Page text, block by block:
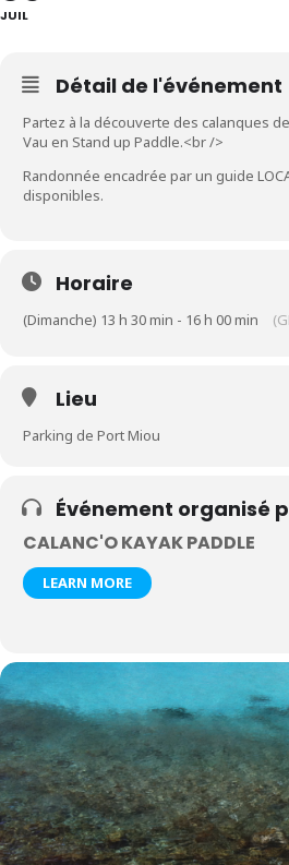
JUIL
Détail de l'événement
Partez à la découverte des calanques
Vau en Stand up Paddle.<br />
Randonnée encadrée par un guide
disponibles.
Horaire
(Dimanche) 13 h 30 min - 16 h 00 min
Lieu
Parking de Port Miou
Événement organisé
CALANC'O KAYAK PADDLE
LEARN MORE